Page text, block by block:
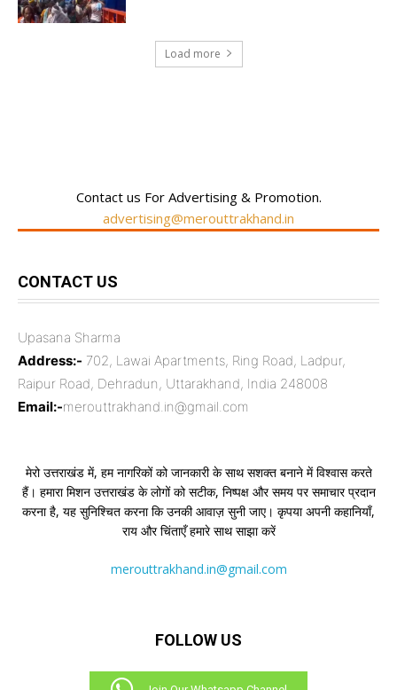
Load more
Contact us For Advertising & Promotion.
advertising@merouttrakhand.in
CONTACT US
Upasana Sharma
Address:- 702, Lawai Apartments, Ring Road, Ladpur,
Raipur Road, Dehradun, Uttarakhand, India 248008
Email:-merouttrakhand.in@gmail.com
मेरो उत्तराखंड में, हम नागरिकों को जानकारी के साथ सशक्त बनाने में विश्वास करते
हैं। हमारा मिशन उत्तराखंड के लोगों को सटीक, निष्पक्ष और समय पर समाचार प्रदान
करना है, यह सुनिश्चित करना कि उनकी आवाज़ सुनी जाए। कृपया अपनी कहानियाँ,
राय और चिंताएँ हमारे साथ साझा करें
merouttrakhand.in@gmail.com
FOLLOW US